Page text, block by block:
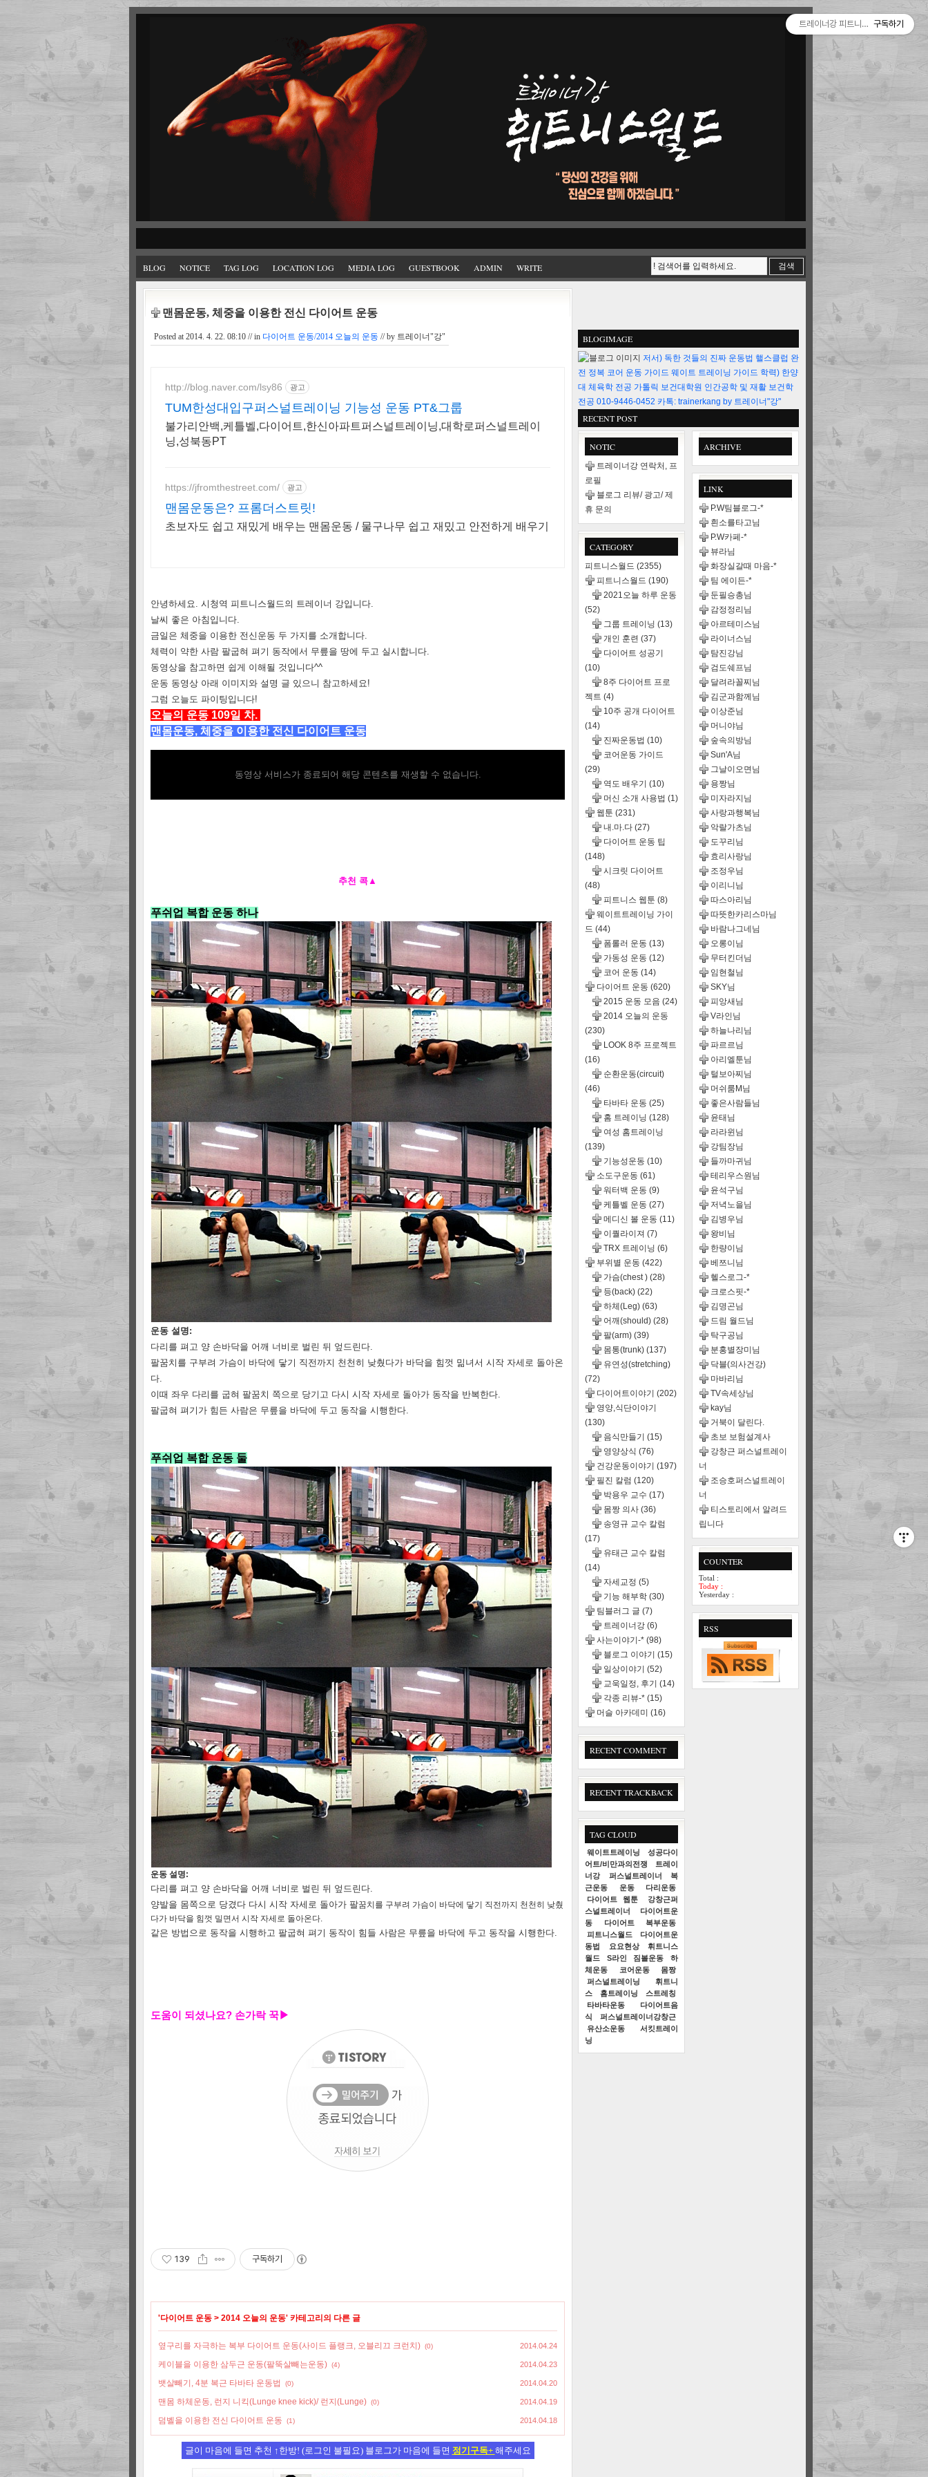
BLOG NOTICE TAG LOG LOCATION LOG MEDIA LOG GUESTBOOK ADMIN WRITE
맨몸운동, 체중을 이용한 전신 다이어트 운동
Posted at 2014. 4. 22. 08:10 // in 다이어트 운동/2014 오늘의 운동 // by 트레이너"강"
http://blog.naver.com/lsy86 광고
TUM한성대입구퍼스널트레이닝 기능성 운동 PT&그룹
불가리안백,케틀벨,다이어트,한신아파트퍼스널트레이닝,대학로퍼스널트레이
닝,성북동PT
https://jfromthestreet.com/ 광고
맨몸운동은? 프롬더스트릿!
초보자도 쉽고 재밌게 배우는 맨몸운동 / 물구나무 쉽고 재밌고 안전하게 배우기
안녕하세요. 시청역 피트니스월드의 트레이너 강입니다.
날씨 좋은 아침입니다.
금일은 체중을 이용한 전신운동 두 가지를 소개합니다.
체력이 약한 사람 팔굽혀 펴기 동작에서 무릎을 땅에 두고 실시합니다.
동영상을 참고하면 쉽게 이해될 것입니다^^
운동 동영상 아래 이미지와 설명 글 있으니 참고하세요!
그럼 오늘도 파이팅입니다!
오늘의 운동 109일 차.
맨몸운동, 체중을 이용한 전신 다이어트 운동
동영상 서비스가 종료되어 해당 콘텐츠를 재생할 수 없습니다.
추천 콕▲
푸쉬업 복합 운동 하나
운동 설명:
다리를 펴고 양 손바닥을 어깨 너비로 벌린 뒤 엎드린다.
팔꿈치를 구부려 가슴이 바닥에 닿기 직전까지 천천히 낮췄다가 바닥을 힘껏 밂녀서 시작 자세로 돌아온
다.
이때 좌우 다리를 굽혀 팔꿈치 쪽으로 당기고 다시 시작 자세로 돌아가 동작을 반복한다.
팔굽혀 펴기가 힘든 사람은 무릎을 바닥에 두고 동작을 시행한다.
푸쉬업 복합 운동 둘
운동 설명:
다리를 펴고 양 손바닥을 어깨 너비로 벌린 뒤 엎드린다.
양발을 몸쪽으로 당겼다 다시 시작 자세로 돌아가 팔꿈치를 구부려 가슴이 바닥에 닿기 직전까지 천천히 낮췄
다가 바닥을 힘껏 밀면서 시작 자세로 돌아온다.
같은 방법으로 동작을 시행하고 팔굽혀 펴기 동작이 힘들 사람은 무릎을 바닥에 두고 동작을 시행한다.
도움이 되셨나요? 손가락 꾹 ▶
139 구독하기
'다이어트 운동 > 2014 오늘의 운동' 카테고리의 다른 글
옆구리를 자극하는 복부 다이어트 운동(사이드 플랭크, 오블리끄 크런치) (0) 2014.04.24
케이블을 이용한 삼두근 운동(팔뚝살빼는운동) (4) 2014.04.23
뱃살빼기, 4분 복근 타바타 운동법 (0) 2014.04.20
맨몸 하체운동, 런지 니킥(Lunge knee kick)/ 런지(Lunge) (0) 2014.04.19
덤벨을 이용한 전신 다이어트 운동 (1) 2014.04.18
글이 마음에 들면 추천 ↑한방! (로그인 불필요) 블로그가 마음에 들면 정기구독+ 해주세요
BLOGIMAGE
저서) 독한 것들의 진짜 운동법 핼스클럽 완
전 정복 코어 운동 가이드 웨이트 트레이닝 가이드 학력) 한양
대 체육학 전공 가톨릭 보건대학원 인간공학 및 재활 보건학
전공 010-9446-0452 카톡: trainerkang by 트레이너"강"
RECENT POST
ARCHIVE
LINK
P.W팀블로그-*
흰소를타고님
P.W카페-*
뷰라님
화장실갈때 마음-*
팀 에이든-*
둔필승총님
감정정리님
아르테미스님
라이너스님
탐진강님
검도쉐프님
달려라꼴찌님
김군과함께님
이상준님
머니야님
숲속의방님
Sun'A님
그날이오면님
용짱님
미자라지님
사랑과행복님
악랄가츠님
도꾸리님
효리사랑님
조정우님
이리니님
따스아리님
따뜻한카리스마님
바람나그네님
오롱이님
무터킨더님
임현철님
SKY님
피앙새님
V라인님
하늘나리님
파르르님
아리엘툰님
털보아찌님
머쉬룸M님
좋은사람들님
윤태님
라라윈님
강팀장님
들까마귀님
테리우스원님
윤석구님
저녁노을님
김병우님
왕비님
한량이님
베쯔니님
헬스로그-*
크로스핏-*
김명곤님
드림 월드님
탁구공님
분홍별장미님
닥블(의사건강)
마바리님
TV속세상님
kay님
거북이 달린다.
초보 보험설계사
강창근 퍼스널트레이
너
조승호퍼스널트레이
너
티스토리에서 알려드
립니다
COUNTER
Total :
Today :
Yesterday :
RSS
NOTIC
트레이너강 연락처, 프
로필
블로그 리뷰/ 광고/ 제
휴 문의
CATEGORY
피트니스월드 (2355)
피트니스월드 (190)
2021오늘 하루 운동
(52)
그룹 트레이닝 (13)
개인 훈련 (37)
다이어트 성공기
(10)
8주 다이어트 프로
젝트 (4)
10주 공개 다이어트
(14)
진짜운동법 (10)
코어운동 가이드
(29)
역도 배우기 (10)
머신 소개 사용법 (1)
웹툰 (231)
내.마.다 (27)
다이어트 운동 팁
(148)
시크릿 다이어트
(48)
피트니스 웹툰 (8)
웨이트트레이닝 가이
드 (44)
폼롤러 운동 (13)
가동성 운동 (12)
코어 운동 (14)
다이어트 운동 (620)
2015 운동 모음 (24)
2014 오늘의 운동
(230)
LOOK 8주 프로젝트
(16)
순환운동(circuit)
(46)
타바타 운동 (25)
홈 트레이닝 (128)
여성 홈트레이닝
(139)
기능성운동 (10)
소도구운동 (61)
워터백 운동 (9)
케틀벨 운동 (27)
메디신 볼 운동 (11)
이퀄라이져 (7)
TRX 트레이닝 (6)
부위별 운동 (422)
가슴(chest ) (28)
등(back) (22)
하체(Leg) (63)
어깨(should) (28)
팔(arm) (39)
몸통(trunk) (137)
유연성(stretching)
(72)
다이어트이야기 (202)
영양,식단이야기
(130)
음식만들기 (15)
영양상식 (76)
건강운동이야기 (197)
필진 칼럼 (120)
박용우 교수 (17)
몸짱 의사 (36)
송영규 교수 칼럼
(17)
유태근 교수 칼럼
(14)
자세교정 (5)
기능 해부학 (30)
팀블러그 글 (7)
트레이너강 (6)
사는이야기-* (98)
블로그 이야기 (15)
일상이야기 (52)
교욱일정, 후기 (14)
각종 리뷰-* (15)
머슬 아카데미 (16)
RECENT COMMENT
RECENT TRACKBACK
TAG CLOUD
웨이트트레이닝
성공다이
어트/비만과의전쟁
트레이
너강
퍼스널트레이너
복
근운동
운동
다리운동
다이어트 웹툰
강창근퍼
스널트레이너
다이어트운
동
다이어트
복부운동
피트니스월드
다이어트운
동법
요요현상
휘트니스
월드
S라인 짐볼운동
하
체운동
코어운동
몸짱
퍼스널트레이닝
휘트니
스
홈트레이닝
스트레칭
타바타운동
다이어트음
식
퍼스널트레이너강창근
유산소운동
서킷트레이
닝
트레이너강 피트니스월드구독하기